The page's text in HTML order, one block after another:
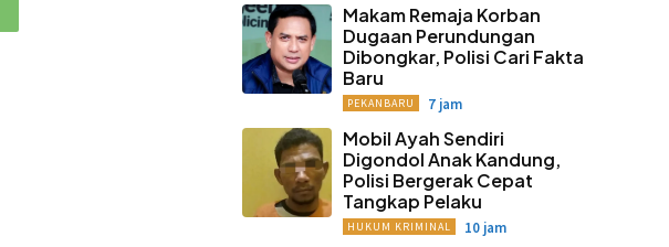
Makam Remaja Korban
Dugaan Perundungan
Dibongkar, Polisi Cari Fakta
Baru
PEKANBARU 7 jam
Mobil Ayah Sendiri
Digondol Anak Kandung,
Polisi Bergerak Cepat
Tangkap Pelaku
HUKUM KRIMINAL 10 jam